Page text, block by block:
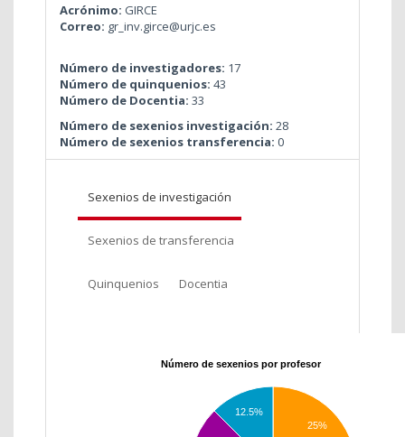
Acrónimo: GIRCE
Correo: gr_inv.girce@urjc.es
Número de investigadores: 17
Número de quinquenios: 43
Número de Docentia: 33
Número de sexenios investigación: 28
Número de sexenios transferencia: 0
Sexenios de investigación
Sexenios de transferencia
Quinquenios Docentia
Número de sexenios por profesor
25%
12.5%